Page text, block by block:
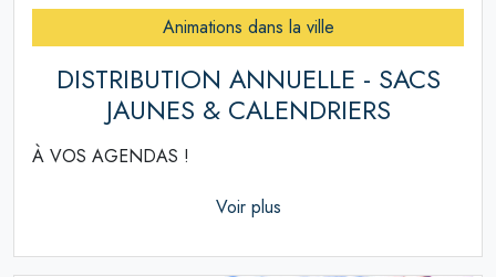
Animations dans la ville
DISTRIBUTION ANNUELLE - SACS
JAUNES & CALENDRIERS
À VOS AGENDAS !
Voir plus